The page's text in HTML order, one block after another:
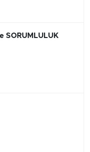
SORUMLULUK